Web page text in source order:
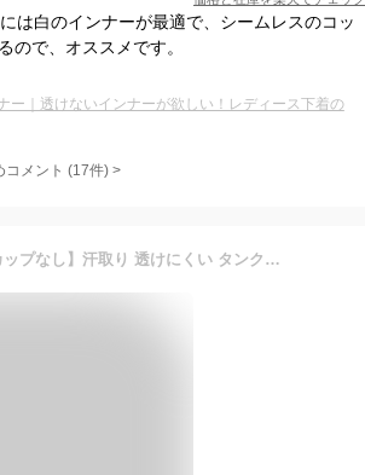
は白のインナーが最適で、シームレスのコッ
ので、オススメです。
ー｜透けないインナーが欲しい！レディース下着の
コメント (17件) >
【最大40%OFFクーポン&P3倍】【カップなし】汗取り 透けにくい タンクトップ インナー 接触冷感 レディース アツギ 冷感 冷感インナー 吸汗速乾 夏 大きいサイズ 涼しい 汗取りインナー 脇汗 わき汗 N47000R 下着 肌着 ブランド